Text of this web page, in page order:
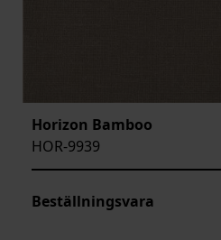
Horizon Bamboo
HOR-9939
Beställningsvara